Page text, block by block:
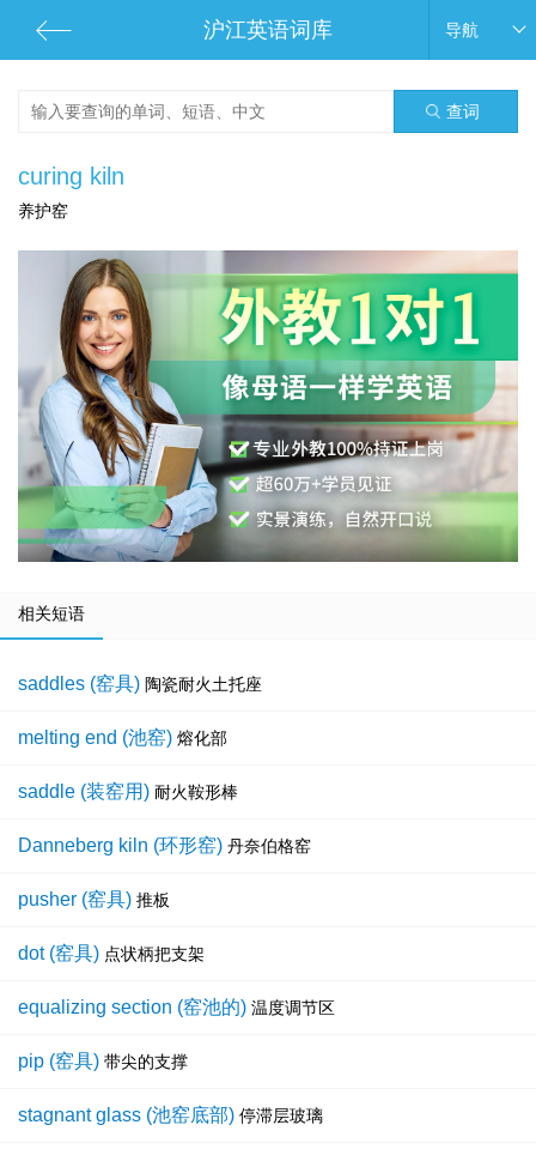
沪江英语词库 导航
查词
curing kiln
养护窑
相关短语
saddles (窑具) 陶瓷耐火土托座
melting end (池窑) 熔化部
saddle (装窑用) 耐火鞍形棒
Danneberg kiln (环形窑) 丹奈伯格窑
pusher (窑具) 推板
dot (窑具) 点状柄把支架
equalizing section (窑池的) 温度调节区
pip (窑具) 带尖的支撑
stagnant glass (池窑底部) 停滞层玻璃